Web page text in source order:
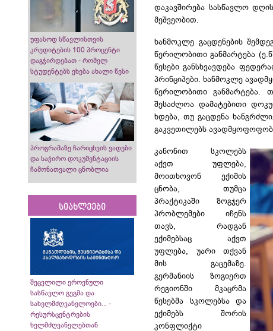
უფასოდ სწავლისთვის
კრედიტების 100 პროცენტი
დაგჭირდებათ - რომელ
სტუდენტებს ეხება ახალი წესი
პროგრამაზე ჩარიცხვის ვადები
და საჭირო დოკუმენტაციის
ჩამონათვალი ცნობლია
სიახლეები
შეცვლილი ეროვნული
სასწავლო გეგმა და
სახელმძღვანელოები... -
რესურსცენტრების
ხელმძღვანელებთან
დაკავშირება სასწავლო
მეშვეობით.
ხანმოკლე გაცდენების
წერილობითი განმარტება
წესები განსხვავდება
პრინციპები. ხანმოკლე
წერილობითი განმარტება.
შესაძლოა დამატებითი
ხდება, თუ გაცდენა
გაკვეთილებს
კანონით სკოლებს
აქვთ უფლება,
მოითხოვონ ექიმის
ცნობა, თუმცა
პრაქტიკაში ზოგჯერ
პრობლემები იჩენს
თავს, რადგან
ექიმებსაც აქვთ
უფლება, უარი თქვან
მის გაცემაზე.
გერმანიის ზოგიერთ
რეგიონში მკაცრმა
წესებმა სკოლებსა და
ექიმებს შორის
კონფლიქტი